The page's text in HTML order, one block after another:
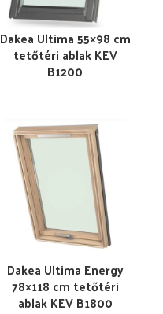
Dakea Ultima 55×98 cm
tetőtéri ablak KEV
B1200
Dakea Ultima Energy
78×118 cm tetőtéri
ablak KEV B1800